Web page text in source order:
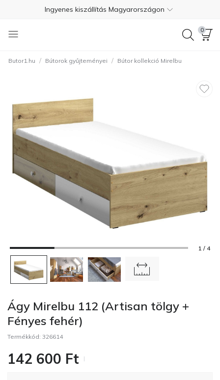
Ingyenes kiszállítás Magyarországon
+36 1 550 7624
Ingyenes kiszállítás Magyarországon
Fizetés szállításkor
Ingyenes visszaküldés 365 napon belül
+36 1 550 7624
4.7
0
Butor1.hu / Bútorok gyűjteményei / Bútor kollekció Mirelbu
1 / 4
Ágy Mirelbu 112 (Artisan tölgy +
Fényes fehér)
Termékkód: 326614
142 600 Ft